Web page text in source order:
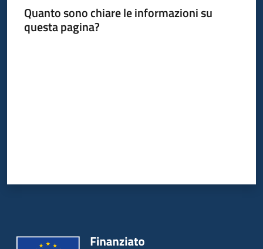
Quanto sono chiare le informazioni su
questa pagina?